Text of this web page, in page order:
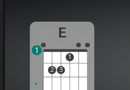
E
2 3
1
1